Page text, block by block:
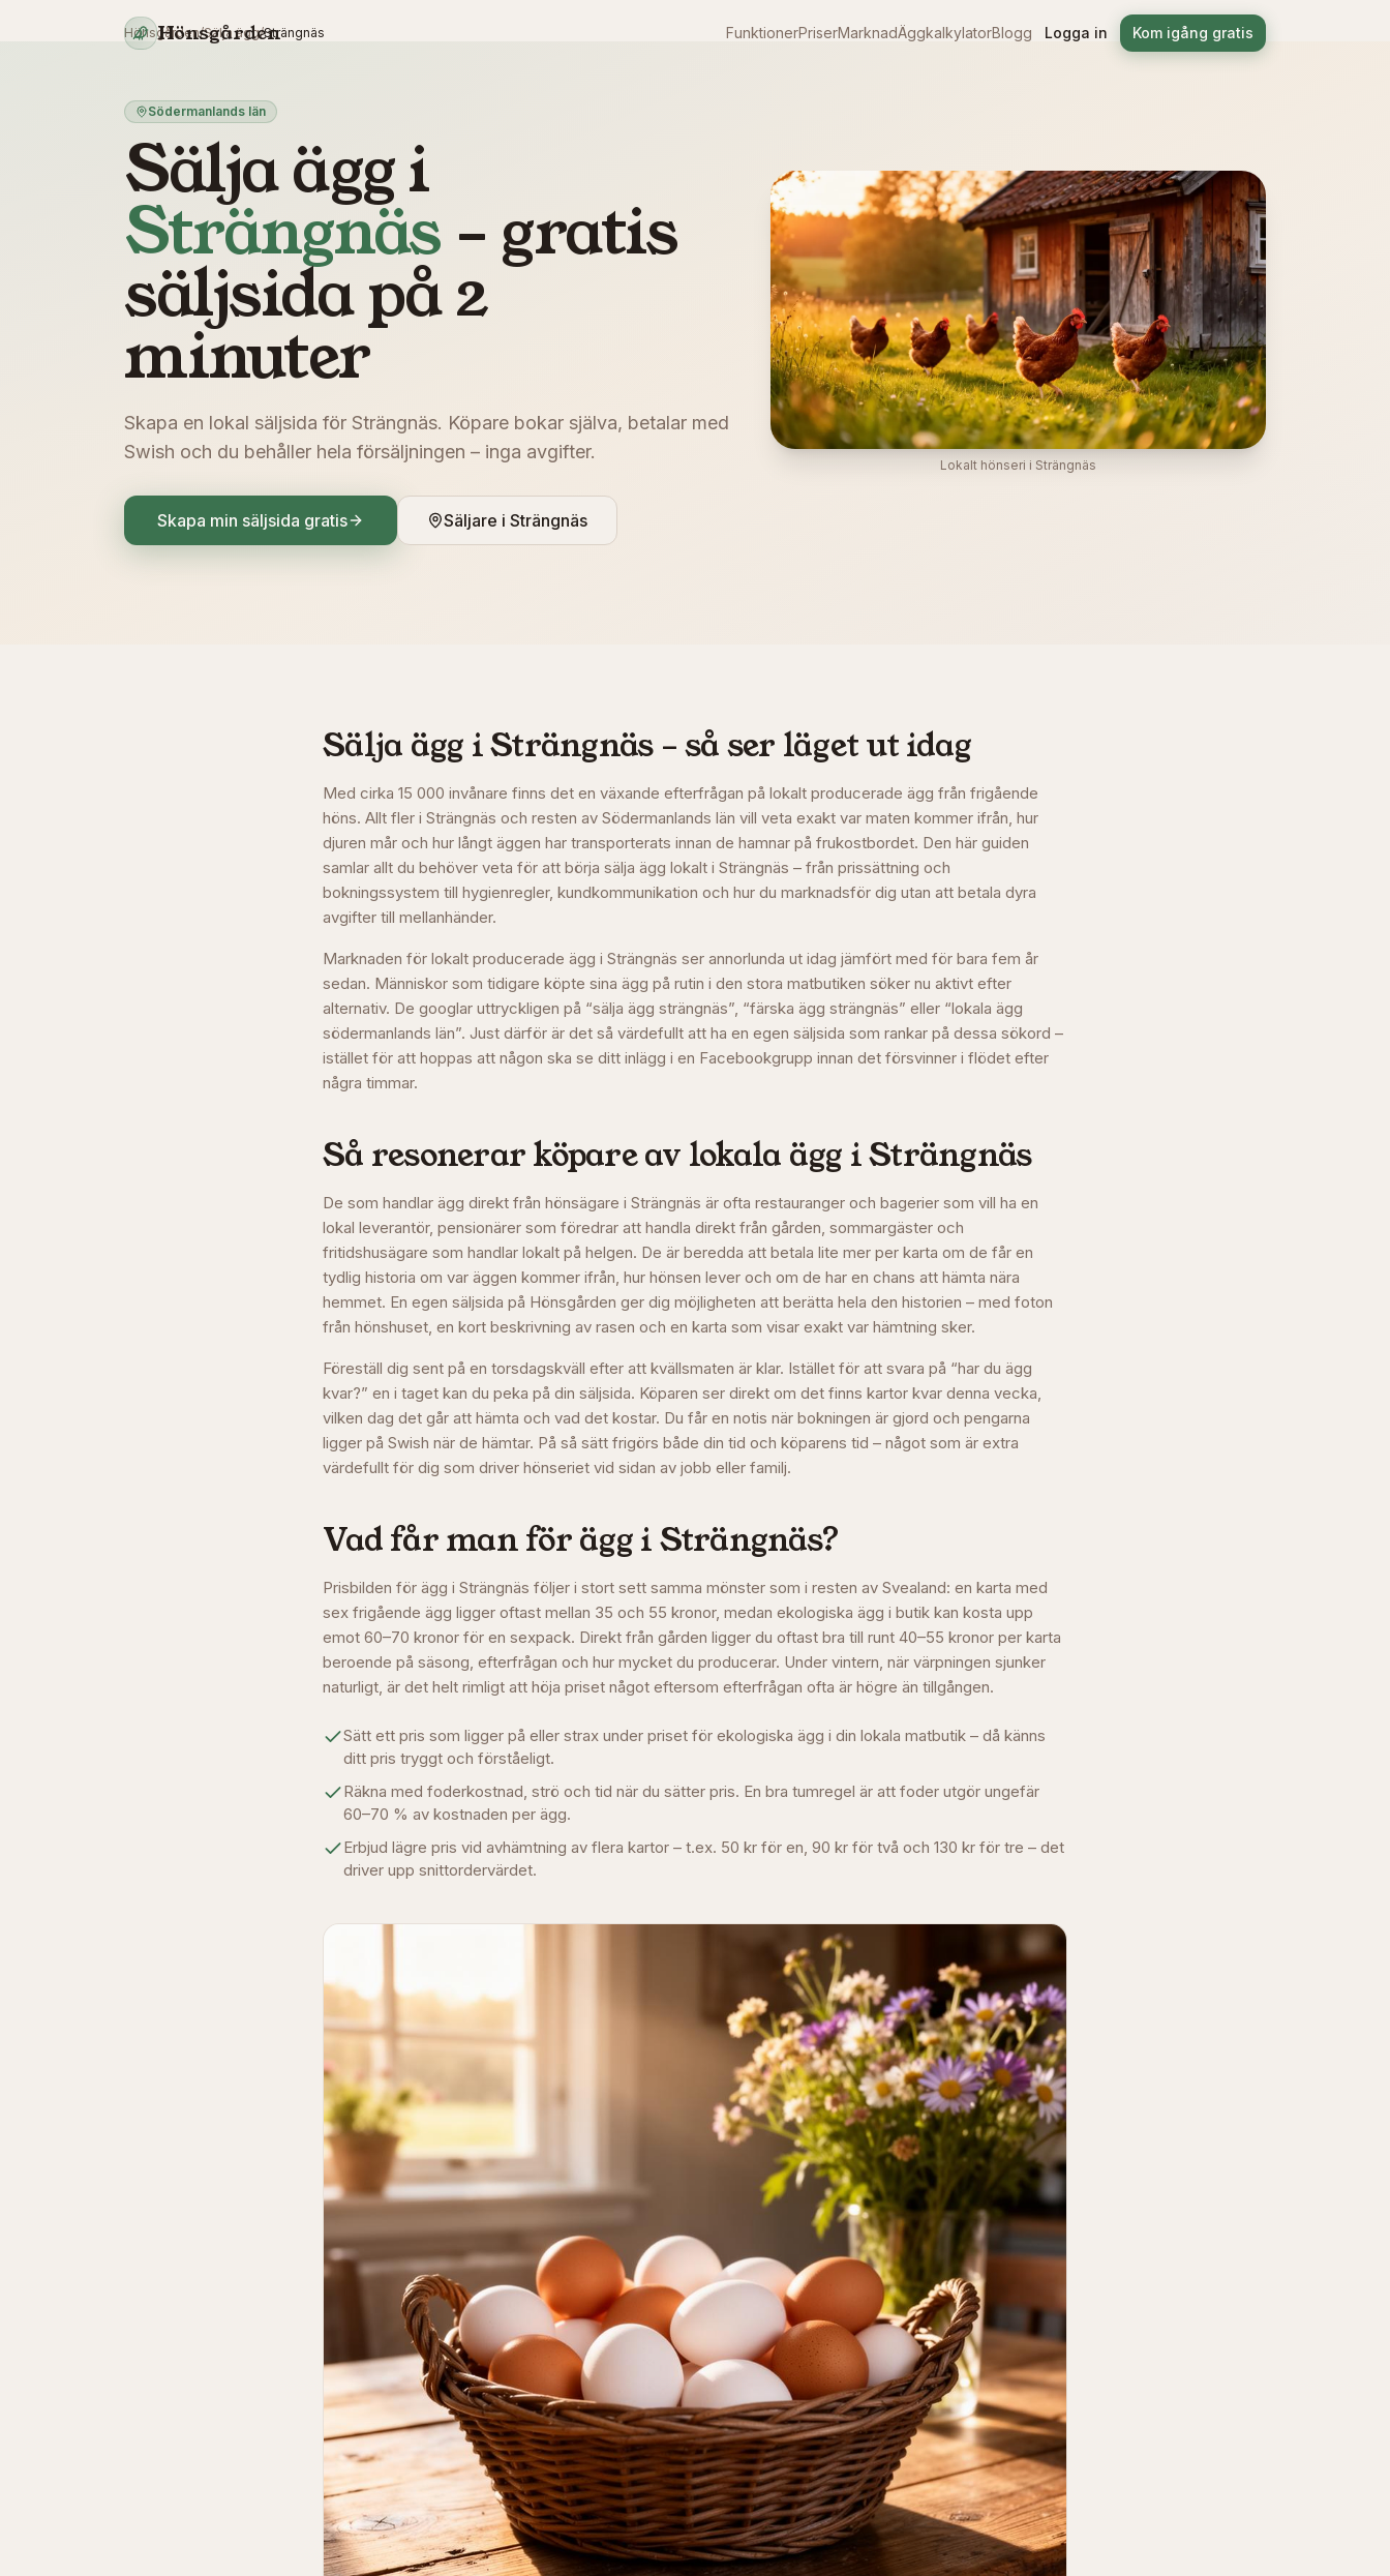
Hoppa till innehåll
Hönsgården FunktionerPriserMarknadÄggkalkylatorBlogg Logga in Kom igång gratis
Hönsgården/Sälja ägg/Strängnäs
Södermanlands län
Sälja ägg i
Strängnäs – gratis
säljsida på 2
minuter
Skapa en lokal säljsida för Strängnäs. Köpare bokar själva, betalar med
Swish och du behåller hela försäljningen – inga avgifter.
Skapa min säljsida gratis Säljare i Strängnäs
Lokalt hönseri i Strängnäs
Sälja ägg iSträngnäs– så ser läget ut idag
Med cirka 15 000 invånare finns det en växande efterfrågan på lokalt producerade ägg från frigående
höns. Allt fler i Strängnäs och resten av Södermanlands län vill veta exakt var maten kommer ifrån, hur
djuren mår och hur långt äggen har transporterats innan de hamnar på frukostbordet. Den här guiden
samlar allt du behöver veta för att börja sälja ägg lokalt i Strängnäs – från prissättning och
bokningssystem till hygienregler, kundkommunikation och hur du marknadsför dig utan att betala dyra
avgifter till mellanhänder.
Marknaden för lokalt producerade ägg i Strängnäs ser annorlunda ut idag jämfört med för bara fem år
sedan. Människor som tidigare köpte sina ägg på rutin i den stora matbutiken söker nu aktivt efter
alternativ. De googlar uttryckligen på “sälja ägg strängnäs”, “färska ägg strängnäs” eller “lokala ägg
södermanlands län”. Just därför är det så värdefullt att ha en egen säljsida som rankar på dessa sökord –
istället för att hoppas att någon ska se ditt inlägg i en Facebookgrupp innan det försvinner i flödet efter
några timmar.
Så resonerar köpare av lokala ägg iSträngnäs
De som handlar ägg direkt från hönsägare i Strängnäs är ofta restauranger och bagerier som vill ha en
lokal leverantör, pensionärer som föredrar att handla direkt från gården, sommargäster och
fritidshusägare som handlar lokalt på helgen. De är beredda att betala lite mer per karta om de får en
tydlig historia om var äggen kommer ifrån, hur hönsen lever och om de har en chans att hämta nära
hemmet. En egen säljsida på Hönsgården ger dig möjligheten att berätta hela den historien – med foton
från hönshuset, en kort beskrivning av rasen och en karta som visar exakt var hämtning sker.
Föreställ dig sent på en torsdagskväll efter att kvällsmaten är klar. Istället för att svara på “har du ägg
kvar?” en i taget kan du peka på din säljsida. Köparen ser direkt om det finns kartor kvar denna vecka,
vilken dag det går att hämta och vad det kostar. Du får en notis när bokningen är gjord och pengarna
ligger på Swish när de hämtar. På så sätt frigörs både din tid och köparens tid – något som är extra
värdefullt för dig som driver hönseriet vid sidan av jobb eller familj.
Vad får man för ägg iSträngnäs?
Prisbilden för ägg i Strängnäs följer i stort sett samma mönster som i resten av Svealand: en karta med
sex frigående ägg ligger oftast mellan 35 och 55 kronor, medan ekologiska ägg i butik kan kosta upp
emot 60–70 kronor för en sexpack. Direkt från gården ligger du oftast bra till runt 40–55 kronor per karta
beroende på säsong, efterfrågan och hur mycket du producerar. Under vintern, när värpningen sjunker
naturligt, är det helt rimligt att höja priset något eftersom efterfrågan ofta är högre än tillgången.
Sätt ett pris som ligger på eller strax under priset för ekologiska ägg i din lokala matbutik – då känns
ditt pris tryggt och förståeligt.
Räkna med foderkostnad, strö och tid när du sätter pris. En bra tumregel är att foder utgör ungefär
60–70 % av kostnaden per ägg.
Erbjud lägre pris vid avhämtning av flera kartor – t.ex. 50 kr för en, 90 kr för två och 130 kr för tre – det
driver upp snittordervärdet.